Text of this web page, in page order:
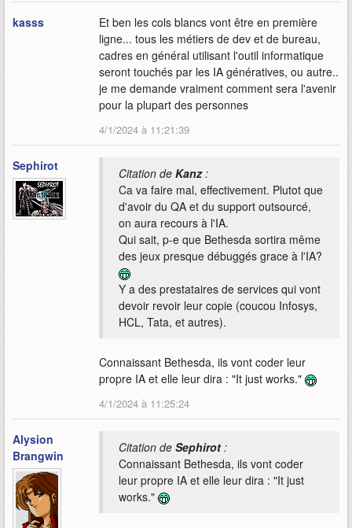
kasss
Et ben les cols blancs vont être en première
ligne... tous les métiers de dev et de bureau,
cadres en général utilisant l'outil informatique
seront touchés par les IA génératives, ou autre..
je me demande vraiment comment sera l'avenir
pour la plupart des personnes
4/1/2024 à 11:21:39
Sephirot Citation de Kanz:
Ca va faire mal, effectivement. Plutot que
d'avoir du QA et du support outsourcé,
on aura recours à l'IA.
Qui sait, p-e que Bethesda sortira même
des jeux presque débuggés grace à l'IA?
Y a des prestataires de services qui vont
devoir revoir leur copie (coucou Infosys,
HCL, Tata, et autres).
Connaissant Bethesda, ils vont coder leur
propre IA et elle leur dira : "It just works."
4/1/2024 à 11:25:24
Alysion
Brangwin
Citation de Sephirot :
Connaissant Bethesda, ils vont coder
leur propre IA et elle leur dira : "It just
works."